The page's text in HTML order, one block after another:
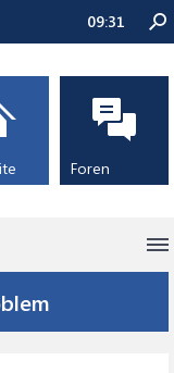
09:31
Foren